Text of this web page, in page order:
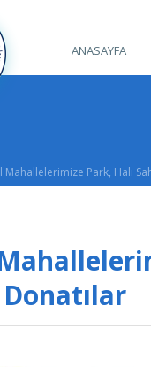
ANASAYFA
Mahallelerimize Park, Halı